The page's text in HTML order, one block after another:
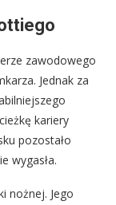
zawodowego
Jednak za
kariery
pozostało
wygasła.
nożnej. Jego